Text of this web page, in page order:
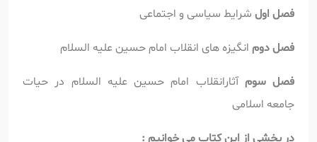
فصل اول شرایط سیاسی و اجتماعی
فصل دوم انگیزه های انقلاب امام حسین علیه السلام
فصل سوم آثارانقلاب امام حسین علیه السلام در حیات
جامعه اسلامی
در بخشی از این کتاب می خوانیم :